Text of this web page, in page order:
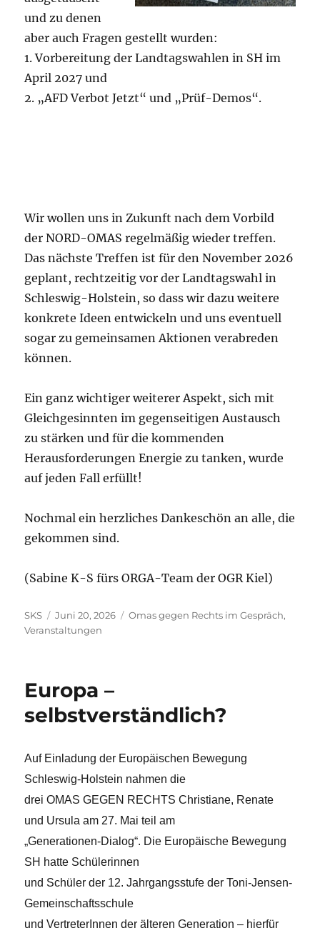
und zu denen
aber auch Fragen gestellt wurden:
1. Vorbereitung der Landtagswahlen in SH im
April 2027 und
2. „AFD Verbot Jetzt“ und „Prüf-Demos“.
Wir wollen uns in Zukunft nach dem Vorbild
der NORD-OMAS regelmäßig wieder treffen.
Das nächste Treffen ist für den November 2026
geplant, rechtzeitig vor der Landtagswahl in
Schleswig-Holstein, so dass wir dazu weitere
konkrete Ideen entwickeln und uns eventuell
sogar zu gemeinsamen Aktionen verabreden
können.
Ein ganz wichtiger weiterer Aspekt, sich mit
Gleichgesinnten im gegenseitigen Austausch
zu stärken und für die kommenden
Herausforderungen Energie zu tanken, wurde
auf jeden Fall erfüllt!
Nochmal ein herzliches Dankeschön an alle, die
gekommen sind.
(Sabine K-S fürs ORGA-Team der OGR Kiel)
Autor
SKS
Veröffentlicht
am
Juni 20, 2026 Kategorien
Omas gegen Rechts im Gespräch,
Veranstaltungen
Europa –
selbstverständlich?
Auf Einladung der Europäischen Bewegung
Schleswig-Holstein nahmen die
drei OMAS GEGEN RECHTS Christiane, Renate
und Ursula am 27. Mai teil am
„Generationen-Dialog“. Die Europäische Bewegung
SH hatte Schülerinnen
und Schüler der 12. Jahrgangsstufe der Toni-Jensen-
Gemeinschaftsschule
und VertreterInnen der älteren Generation – hierfür